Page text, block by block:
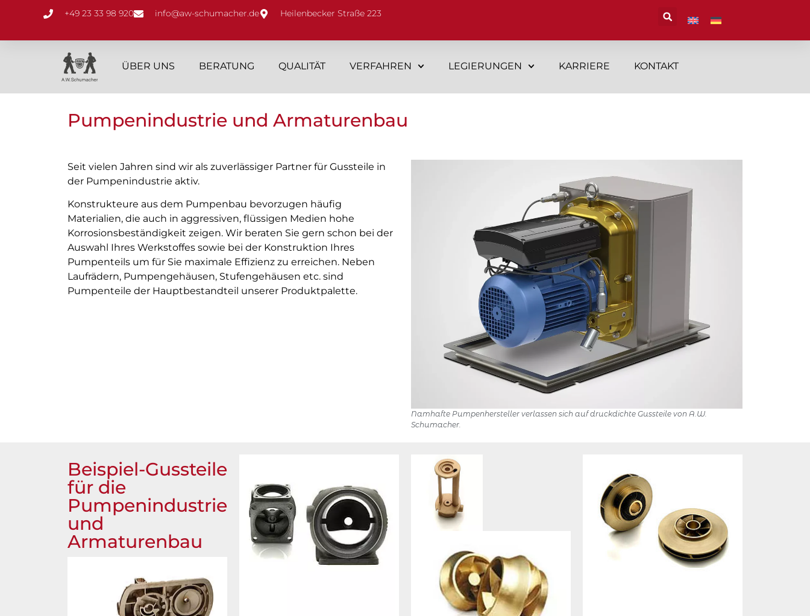
+49 23 33 98 920 info@aw-schumacher.de Heilenbecker Straße 223
ÜBER UNS BERATUNG QUALITÄT VERFAHREN LEGIERUNGEN KARRIERE KONTAKT
Pumpenindustrie und Armaturenbau
Seit vielen Jahren sind wir als zuverlässiger Partner für Gussteile in
der Pumpenindustrie aktiv.
Konstrukteure aus dem Pumpenbau bevorzugen häufig
Materialien, die auch in aggressiven, flüssigen Medien hohe
Korrosionsbeständigkeit zeigen. Wir beraten Sie gern schon bei der
Auswahl Ihres Werkstoffes sowie bei der Konstruktion Ihres
Pumpenteils um für Sie maximale Effizienz zu erreichen. Neben
Laufrädern, Pumpengehäusen, Stufengehäusen etc. sind
Pumpenteile der Hauptbestandteil unserer Produktpalette.
Namhafte Pumpenhersteller verlassen sich auf druckdichte Gussteile von A.W.
Schumacher.
Beispiel-Gussteile
für die
Pumpenindustrie
und
Armaturenbau